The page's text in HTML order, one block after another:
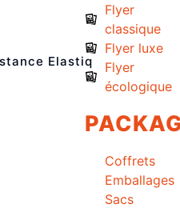
Flyer
classique
Flyer luxe
Flyer
écologique
Coffrets
Emballages
Sacs
Elastiq